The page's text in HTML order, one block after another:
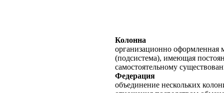
Колонна
организационно оформленная
(подсистема), имеющая
самостоятельному
Федерация
объединение нескольких